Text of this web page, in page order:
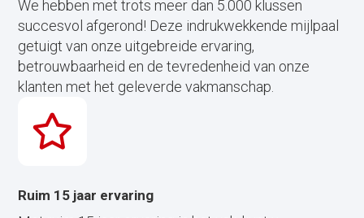
We hebben met trots meer dan 5.000 klussen
succesvol afgerond! Deze indrukwekkende mijlpaal
getuigt van onze uitgebreide ervaring,
betrouwbaarheid en de tevredenheid van onze
klanten met het geleverde vakmanschap.
Ruim 15 jaar ervaring